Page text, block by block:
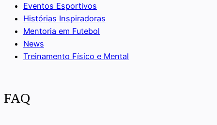
Eventos Esportivos
Histórias Inspiradoras
Mentoria em Futebol
News
Treinamento Físico e Mental
FAQ